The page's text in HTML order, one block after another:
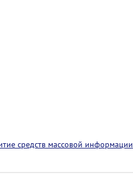
средств массовой информации